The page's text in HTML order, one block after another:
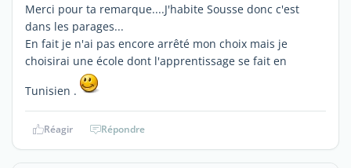
Merci pour ta remarque....J'habite Sousse donc c'est
dans les parages...
En fait je n'ai pas encore arrêté mon choix mais je
choisirai une école dont l'apprentissage se fait en
Tunisien .
Réagir Répondre